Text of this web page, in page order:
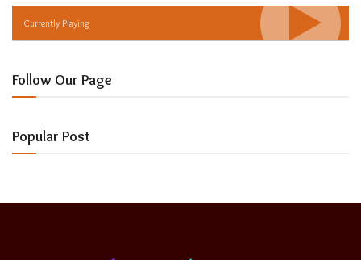
Currently Playing
Follow Our Page
Popular Post